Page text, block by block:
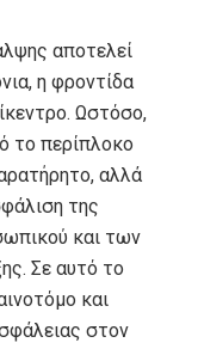
αποτελεί
η φροντίδα
Ωστόσο,
το περίπλοκο
αλλά
της
και των
Σε αυτό το
και
στον